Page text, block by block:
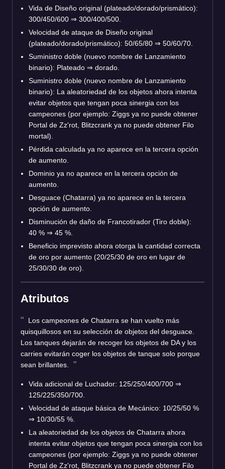
Vida de Diseño original (plateado/dorado/prismático):
300/450/600 ⇒ 300/400/500.
Velocidad de ataque de Diseño original
(plateado/dorado/prismático): 50/65/80 ⇒ 50/60/70.
Suministro doble (nuevo nombre de Lanzamiento
binario): Plateado ⇒ dorado.
Suministro doble (nuevo nombre de Lanzamiento
binario): La aleatoriedad de los objetos ahora intenta
evitar objetos que tengan poca sinergia con los
campeones (por ejemplo: Ziggs ya no puede obtener
Portal de Zz'rot, Blitzcrank ya no puede obtener Filo
mortal).
Pérdida calculada ya no aparece en la tercera opción
de aumento.
Dominio ya no aparece en la tercera opción de
aumento.
Desguace (Chatarra) ya no aparece en la tercera
opción de aumento.
Disminución de daño de Francotirador (Tiro doble):
40 % ⇒ 45 %.
Beneficio imprevisto ahora otorga la cantidad correcta
de oro por aumento (20/25/30 de oro en lugar de
25/30/30 de oro).
Atributos
Los campeones de Chatarra se han vuelto más
quisquillosos en su selección de objetos del desguace.
Los tanques dejarán de recoger los objetos de DA y los
carries evitarán coger los objetos de tanque solo porque
sean brillantes.
Vida adicional de Luchador: 125/250/400/700 ⇒
125/225/350/700.
Velocidad de ataque básica de Mecánico: 10/25/50 %
⇒ 10/30/55 %.
La aleatoriedad de los objetos de Chatarra ahora
intenta evitar objetos que tengan poca sinergia con los
campeones (por ejemplo: Ziggs ya no puede obtener
Portal de Zz'rot, Blitzcrank ya no puede obtener Filo